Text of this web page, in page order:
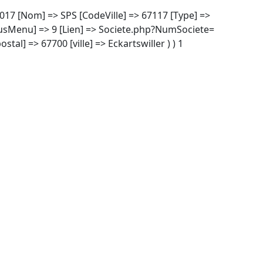
[Nom] => SPS [CodeVille] => 67117 [Type] =>
=> 9 [Lien] => Societe.php?NumSociete=
=> 67700 [ville] => Eckartswiller ) ) 1